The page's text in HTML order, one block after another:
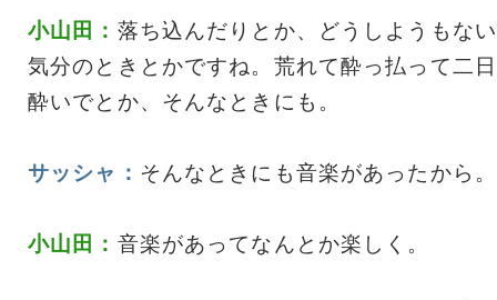
小山田： 落ち込んだりとか、どうしようもない
気分のときとかですね。荒れて酔っ払って二日
酔いでとか、そんなときにも。
サッシャ： そんなときにも音楽があったから。
小山田： 音楽があってなんとか楽しく。